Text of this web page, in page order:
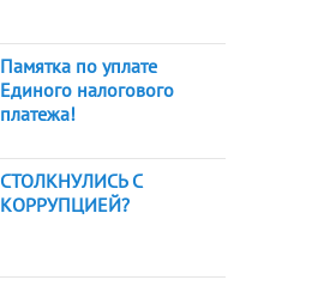
Памятка по уплате
Единого налогового
платежа!
СТОЛКНУЛИСЬ С
КОРРУПЦИЕЙ?